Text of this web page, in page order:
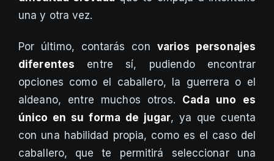
una y otra vez.
Por último, contarás con varios personajes
diferentes entre sí, pudiendo encontrar
opciones como el caballero, la guerrera o el
aldeano, entre muchos otros. Cada uno es
único en su forma de jugar, ya que cuenta
con una habilidad propia, como es el caso del
caballero, que te permitirá seleccionar una